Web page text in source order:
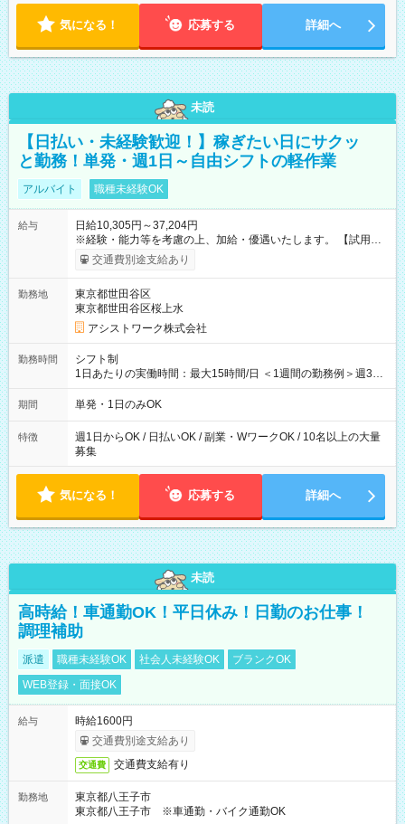
気になる！ 応募する 詳細へ
未読
【日払い・未経験歓迎！】稼ぎたい日にサクッ
と勤務！単発・週1日～自由シフトの軽作業
アルバイト 職種未経験OK
給与
日給10,305円～37,204円
※経験・能力等を考慮の上、加給・優遇いたします。 【試用期
間】試用期間なし
交通費別途支給あり
勤務地
東京都世田谷区
東京都世田谷区桜上水
アシストワーク株式会社
勤務時間
シフト制
1日あたりの実働時間：最大15時間/日 ＜1週間の勤務例＞週3回
勤務 勤務：月・水・金 休み：火・木・土・日 好きな時にお仕事
可能です！ ※1日あたりの最大実働時間は日勤、夜勤共に勤務し
期間 単発・1日のみOK
特徴
週1日からOK / 日払いOK / 副業・WワークOK / 10名以上の大量
募集
気になる！ 応募する 詳細へ
未読
高時給！車通勤OK！平日休み！日勤のお仕事！
調理補助
派遣 職種未経験OK 社会人未経験OK
ブランクOK
WEB登録・面接OK
給与
時給1600円
交通費別途支給あり
交通費 交通費支給有り
勤務地
東京都八王子市
東京都八王子市 ※車通勤・バイク通勤OK